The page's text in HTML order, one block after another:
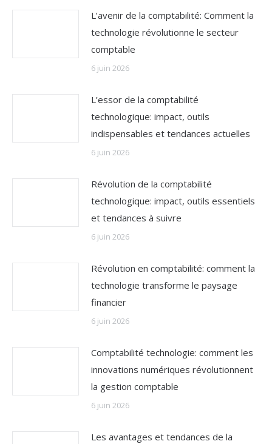
L’avenir de la comptabilité: Comment la
technologie révolutionne le secteur
comptable
6 juin 2026
L’essor de la comptabilité
technologique: impact, outils
indispensables et tendances actuelles
6 juin 2026
Révolution de la comptabilité
technologique: impact, outils essentiels
et tendances à suivre
6 juin 2026
Révolution en comptabilité: comment la
technologie transforme le paysage
financier
6 juin 2026
Comptabilité technologie: comment les
innovations numériques révolutionnent
la gestion comptable
6 juin 2026
Les avantages et tendances de la